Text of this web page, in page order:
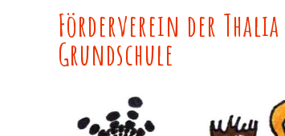
Förderverein der Thalia
Grundschule